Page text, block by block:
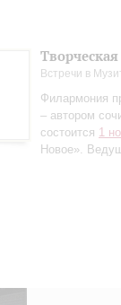
Встречи в
Филармония
– автором
состоится 1
Новое».